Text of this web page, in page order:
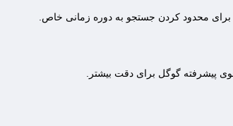
برای محدود کردن جستجو به دوره زمانی خاص.
پیشرفته گوگل برای دقت بیشتر.